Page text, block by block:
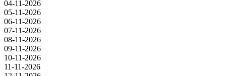
04-11-2026
05-11-2026
06-11-2026
07-11-2026
08-11-2026
09-11-2026
10-11-2026
11-11-2026